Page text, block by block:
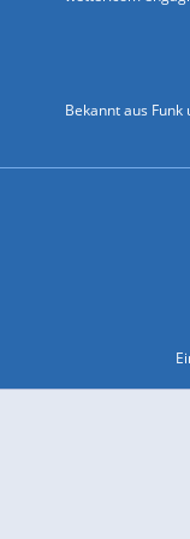
Bekannt aus Funk